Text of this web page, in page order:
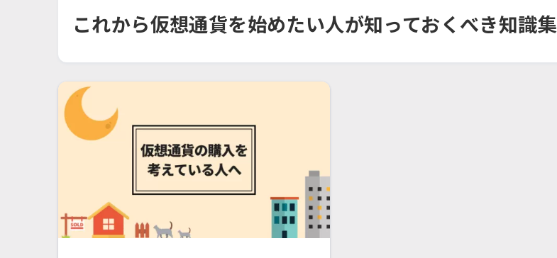
これから仮想通貨を始めたい人が知っておくべき知識集